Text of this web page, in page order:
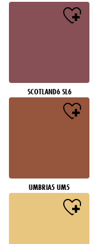
SCOTLAND6 SL6
UMBRIA5 UM5